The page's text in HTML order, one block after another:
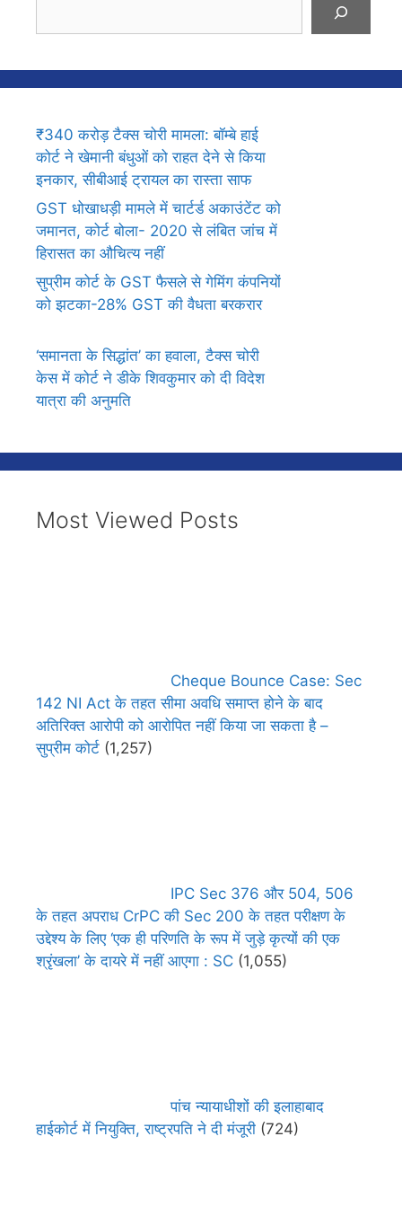
₹340 करोड़ टैक्स चोरी मामला: बॉम्बे हाई
कोर्ट ने खेमानी बंधुओं को राहत देने से किया
इनकार, सीबीआई ट्रायल का रास्ता साफ
GST धोखाधड़ी मामले में चार्टर्ड अकाउंटेंट को
जमानत, कोर्ट बोला- 2020 से लंबित जांच में
हिरासत का औचित्य नहीं
सुप्रीम कोर्ट के GST फैसले से गेमिंग कंपनियों
को झटका-28% GST की वैधता बरकरार
‘समानता के सिद्धांत’ का हवाला, टैक्स चोरी
केस में कोर्ट ने डीके शिवकुमार को दी विदेश
यात्रा की अनुमति
Most Viewed Posts
Cheque Bounce Case: Sec
142 NI Act के तहत सीमा अवधि समाप्त होने के बाद
अतिरिक्त आरोपी को आरोपित नहीं किया जा सकता है –
सुप्रीम कोर्ट (1,257)
IPC Sec 376 और 504, 506
के तहत अपराध CrPC की Sec 200 के तहत परीक्षण के
उद्देश्य के लिए ‘एक ही परिणति के रूप में जुड़े कृत्यों की एक
श्रृंखला’ के दायरे में नहीं आएगा : SC (1,055)
पांच न्यायाधीशों की इलाहाबाद
हाईकोर्ट में नियुक्ति, राष्ट्रपति ने दी मंजूरी (724)